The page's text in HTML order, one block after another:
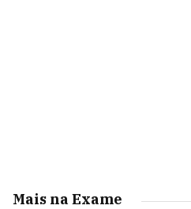
Mais na Exame